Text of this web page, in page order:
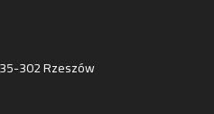
302 Rzeszów